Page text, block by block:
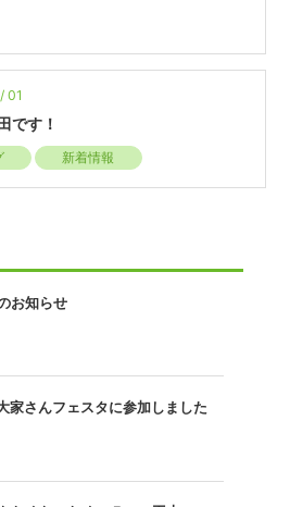
01
です！
新着情報
お知らせ
家さんフェスタに参加しました